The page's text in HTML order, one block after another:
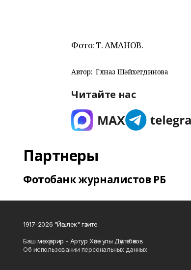
Фото: Т. АМАНОВ.
Автор: Гөлназ Шәйхетдинова
Читайте нас
Партнеры
Фотобанк журналистов РБ
1917-2026 "Йәшлек" гәзите
Баш мөхәррир - Артур Хәсән улы Дәүләтбәков
Об использовании персональных данных